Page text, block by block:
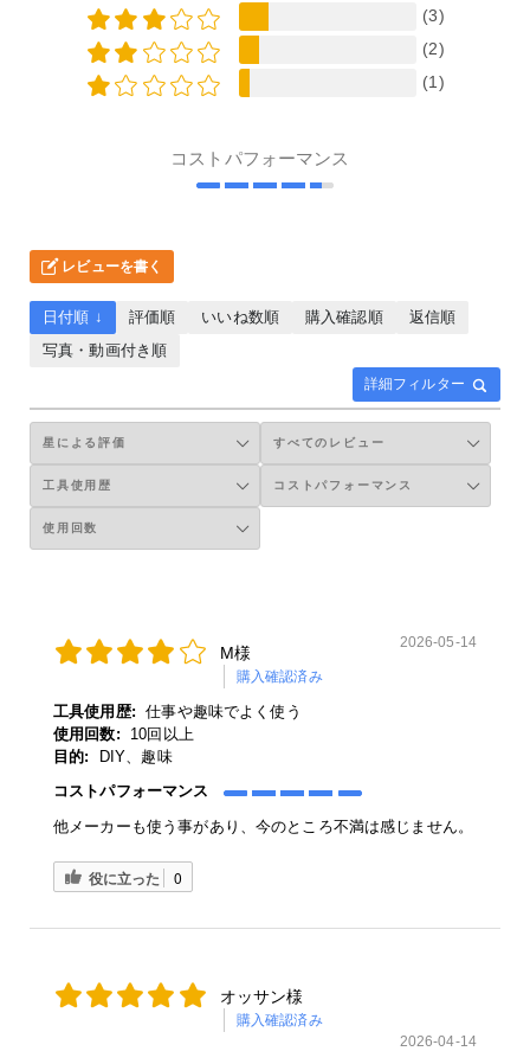
(3)
(2)
(1)
コストパフォーマンス
レビューを書く
詳細フィルター
日付順 ↓ 評価順 いいね数順 購入確認順
返信順
写真・動画付き順
M様
購入確認済み
2026-05-14
工具使用歴: 仕事や趣味でよく使う
使用回数:
10回以上
目的:
DIY、趣味
コストパフォーマンス
他メーカーも使う事があり、今のところ不満は感じません。
役に立った 0
オッサン様
購入確認済み
2026-04-14